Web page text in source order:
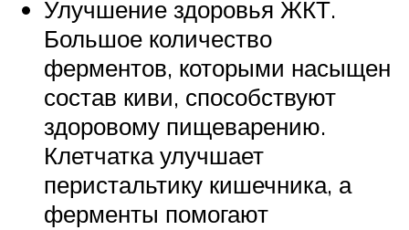
Улучшение здоровья ЖКТ.
Большое количество
ферментов, которыми насыщен
состав киви, способствуют
здоровому пищеварению.
Клетчатка улучшает
перистальтику кишечника, а
ферменты помогают